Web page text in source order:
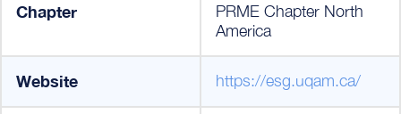
Chapter
PRME Chapter North
America
Website https://esg.uqam.ca/